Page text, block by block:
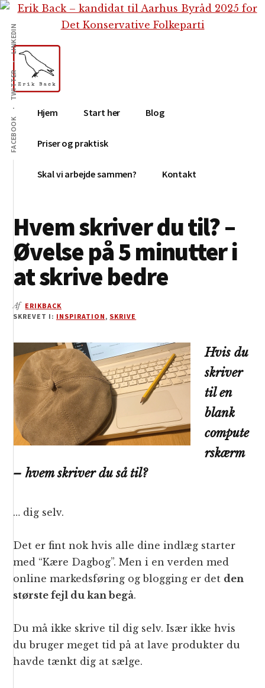
Skip
indhold
Gå
primær
sidebar
Skip
footer
Additional
menu
FACEBOOK
TWITTER
LINKEDIN
Erik
Back
Tekstforfatter,
content
creation,
blog,
medier
Hjem Start her Blog
Priser og praktisk
Skal vi arbejde sammen? Kontakt
Hvem skriver du til? –
Øvelse på 5 minutter i
at skrive bedre
Af ERIKBACK
SKREVET I: INSPIRATION, SKRIVE
Hvis du
skriver
til en
blank
compute
rskærm
– hvem skriver du så til?
… dig selv.
Det er fint nok hvis alle dine indlæg starter
med “Kære Dagbog”. Men i en verden med
online markedsføring og blogging er det den
største fejl du kan begå.
Du må ikke skrive til dig selv. Især ikke hvis
du bruger meget tid på at lave produkter du
havde tænkt dig at sælge.